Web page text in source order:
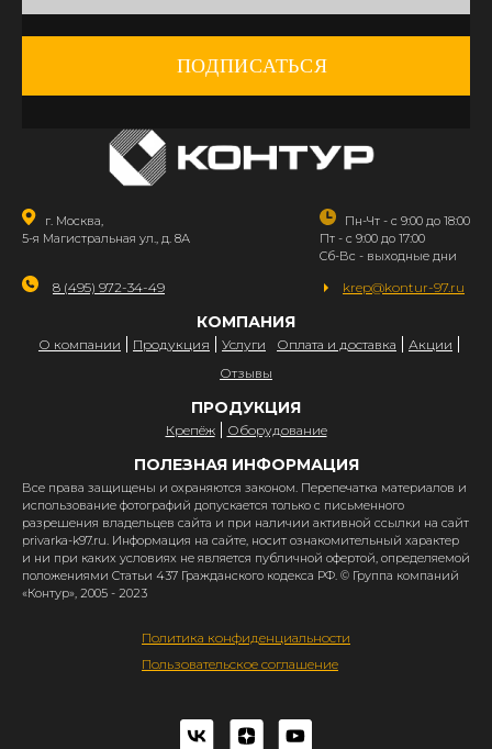
ПОДПИСАТЬСЯ
г. Москва,
5-я Магистральная ул., д. 8А
Пн-Чт - с 9:00 до 18:00
Пт - с 9:00 до 17:00
Сб-Вс - выходные дни
8 (495) 972-34-49 krep@kontur-97.ru
КОМПАНИЯ
О компании Продукция Услуги Оплата и доставка
Акции
Отзывы
ПРОДУКЦИЯ
Крепёж Оборудование
ПОЛЕЗНАЯ ИНФОРМАЦИЯ
Все права защищены и охраняются законом. Перепечатка материалов и
использование фотографий допускается только с письменного
разрешения владельцев сайта и при наличии активной ссылки на сайт
privarka-k97.ru. Информация на сайте, носит ознакомительный характер
и ни при каких условиях не является публичной офертой, определяемой
положениями Статьи 437 Гражданского кодекса РФ. © Группа компаний
«Контур», 2005 - 2023
Политика конфиденциальности
Пользовательское соглашение